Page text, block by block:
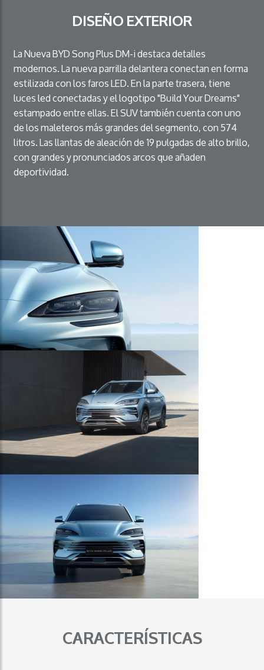
DISEÑO EXTERIOR
La Nueva BYD Song Plus DM-i destaca detalles
modernos. La nueva parrilla delantera conectan en forma
estilizada con los faros LED. En la parte trasera, tiene
luces led conectadas y el logotipo "Build Your Dreams"
estampado entre ellas. El SUV también cuenta con uno
de los maleteros más grandes del segmento, con 574
litros. Las llantas de aleación de 19 pulgadas de alto brillo,
con grandes y pronunciados arcos que añaden
deportividad.
CARACTERÍSTICAS